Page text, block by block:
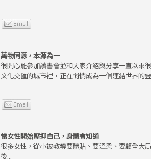
萬物同源，本源為一
很開心能參加讀書會並和大家介紹與分享一直以
文化交匯的城市裡，正在悄悄成為一個連結世界的
當女性開始壓抑自己，身體會知道
很多女性，從小被教導要體貼、要溫柔、要顧全大
後...